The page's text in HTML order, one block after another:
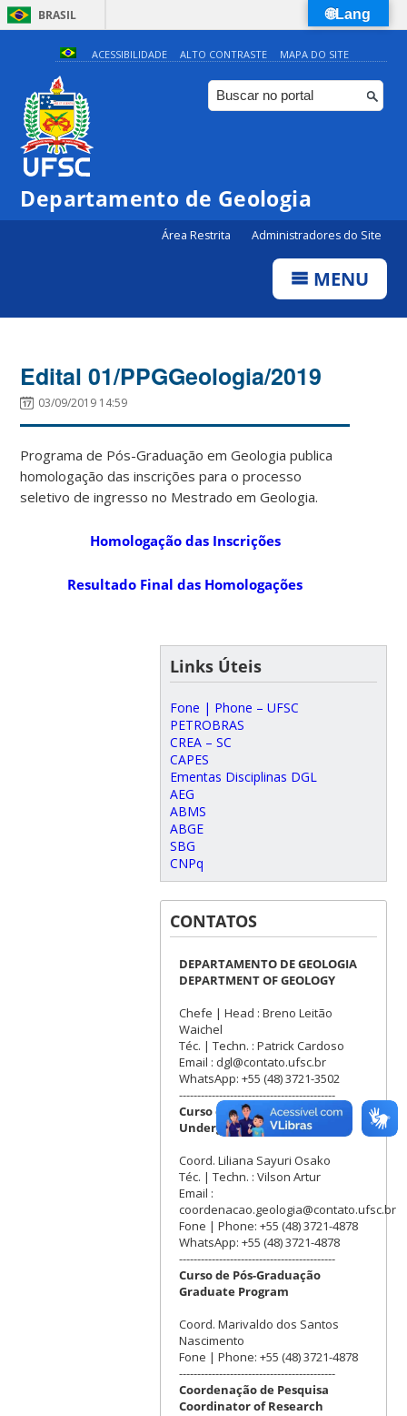
BRASIL
Simplifique!
Comunica BR
Participe
Canais
ACESSIBILIDADE ALTO CONTRASTE MAPA DO SITE
Departamento de Geologia
Área Restrita Administradores do Site
MENU
Edital 01/PPGGeologia/2019
03/09/2019 14:59
Programa de Pós-Graduação em Geologia publica
homologação das inscrições para o processo
seletivo de ingresso no Mestrado em Geologia.
Homologação das Inscrições
Resultado Final das Homologações
Links Úteis
Fone | Phone – UFSC
PETROBRAS
CREA – SC
CAPES
Ementas Disciplinas DGL
AEG
ABMS
ABGE
SBG
CNPq
CONTATOS
DEPARTAMENTO DE GEOLOGIA
DEPARTMENT OF GEOLOGY
Chefe | Head : Breno Leitão
Waichel
Téc. | Techn. : Patrick Cardoso
Email : dgl@contato.ufsc.br
WhatsApp: +55 (48) 3721-3502
-------------------------------------------
Curso de Graduação
Undergraduate Program
Coord. Liliana Sayuri Osako
Téc. | Techn. : Vilson Artur
Email :
coordenacao.geologia@contato.ufsc.br
Fone | Phone: +55 (48) 3721-4878
WhatsApp: +55 (48) 3721-4878
-------------------------------------------
Curso de Pós-Graduação
Graduate Program
Coord. Marivaldo dos Santos
Nascimento
Fone | Phone: +55 (48) 3721-4878
-------------------------------------------
Coordenação de Pesquisa
Coordinator of Research
🌐Lang